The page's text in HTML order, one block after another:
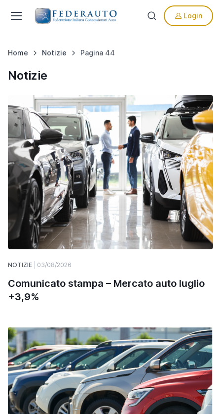
Login
Home Notizie Pagina 44
Notizie
NOTIZIE 03/08/2026
Comunicato stampa – Mercato auto luglio
+3,9%